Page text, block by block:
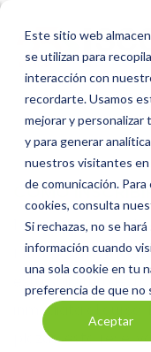
Este sitio web
se utilizan para
interacción con
recordarte. Usamos
mejorar y personalizar
y para generar
nuestros visitantes
de comunicación. Para
cookies, consulta
Si rechazas, no se
información cuando
una sola cookie en tu
preferencia de que no
Aceptar
Pasar
contenido
principal
de
CÓMO
1.
Inscripción a
esta Solicitud de
inmediata al
plazas, esta